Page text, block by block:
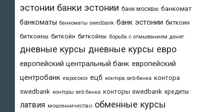
эстонии банки эстонии банк москвы банкомат
банкоматы банкоматы swedbank банк эстонии биткоин
биткоины биткойн биткойны борьба с отмыванием денег
дневные курсы дневные курсы евро
европейский центральный банк европейский
центробанк евросоюз ецб контора seb-банка контора
swedbank конторы seb банка конторы swedbank кредиты
латвия мошенничество обменные курсы